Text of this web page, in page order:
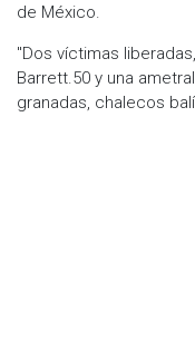
de México.
"Dos víctimas
Barrett.50 y una
granadas, chalecos